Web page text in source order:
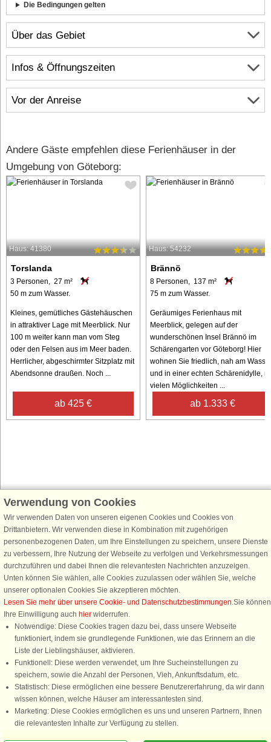
Über das Gebiet
Infos & Öffnungszeiten
Vor der Anreise
Die Bedingungen gelten
Andere Gäste empfehlen diese Ferienhäuser in der
Umgebung von Göteborg:
Haus: 41380
Torslanda
3 Personen, 27 m²
50 m zum Wasser.
Kleines, gemütliches Gästehäuschen
in attraktiver Lage mit Meerblick. Nur
100 m weiter kann man vom Steg
oder den Felsen aus im Meer baden.
Herrlicher, abgeschirmter Sitzplatz mit
Abendsonne draußen. Noch ...
ab 425 €
Haus: 54232
Brännö
8 Personen, 137 m²
75 m zum Wasser.
Geräumiges Ferienhaus mit
Meerblick, gelegen auf der
wunderschönen Insel Brännö im
Schärengarten vor Göteborg! Hier
wohnen Sie friedlich, nah am
und in einer echten Schärenidylle,
vielen Möglichkeiten ...
ab 1.333 €
Schließen Sie sich 100.000 Ferienhaus-Fans an
Erhalten Sie einenWillkommensgutschein von 25 € für Ihren nächsten
Ferienhausurlaub - melden Sie sich einfach für den DanCenter Newsletter
an. Verpassen Sie nie wieder exklusive Angebote, Gewinnspiele und
Urlaubstipps!
Newsletter abonnieren
4,1 von 5
basierend auf mehr 135.870 Kundenbewertungen
Verwendung von Cookies
Wir verwenden Daten von unseren eigenen Cookies und Cookies von
Drittanbietern. Wir verwenden diese in Kombination mit zugehörigen
personenbezogenen Daten, um Ihre Einstellungen zu speichern, unsere Dienste
zu verbessern, Ihre Nutzung der Webseite zu verfolgen und Verkehrsmessungen
durchzuführen und dabei Ihnen die relevantesten Nachrichten anzuzeigen.
Unten können Sie wählen, alle Cookies zuzulassen oder wählen Sie, welche
unserer optionalen Cookies Sie akzeptieren möchten.
Lesen Sie mehr über unsere Cookie- und Datenschutzbestimmungen.Sie können
Ihre Einwilligung auch hier widerrufen.
Notwendige: Diese Cookies tragen dazu bei, dass unsere Webseite
funktioniert, indem sie grundlegende Funktionen, wie das Erinnern an die
Liste der Lieblingshäuser, aktivieren.
Funktionell: Diese werden verwendet, um Ihre Sucheinstellungen zu
speichern, sowie die Anzahl der Personen, Vieh, Ankunftsdatum, etc.
Statistisch: Diese ermöglichen eine bessere Benutzererfahrung, da wir dann
wissen können, welche Häuser am interessantesten sind.
Marketing: Diese Cookies ermöglichen es uns und unseren Partnern, Ihnen
die relevantesten Inhalte zur Verfügung zu stellen.